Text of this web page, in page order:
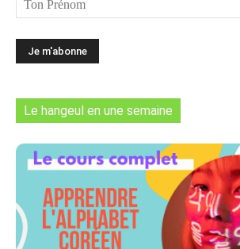
Le hangeul en une semaine